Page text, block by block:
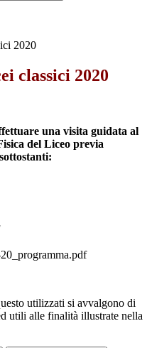
2020
classici 2020
una visita guidata al
del Liceo previa
utilizzati si avvalgono di
utili alle finalità illustrate nella